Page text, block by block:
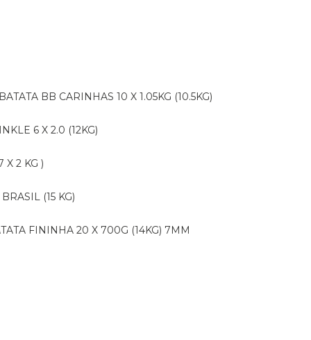
BATATA BB CARINHAS 10 X 1.05KG (10.5KG)
6 X 2.0 (12KG)
X 2 KG )
(15 KG)
FININHA 20 X 700G (14KG) 7MM